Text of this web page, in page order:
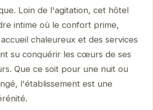
Loin de l'agitation, cet hôtel
intime où le confort prime,
chaleureux et des services
su conquérir les cœurs de ses
Que ce soit pour une nuit ou
l'établissement est une